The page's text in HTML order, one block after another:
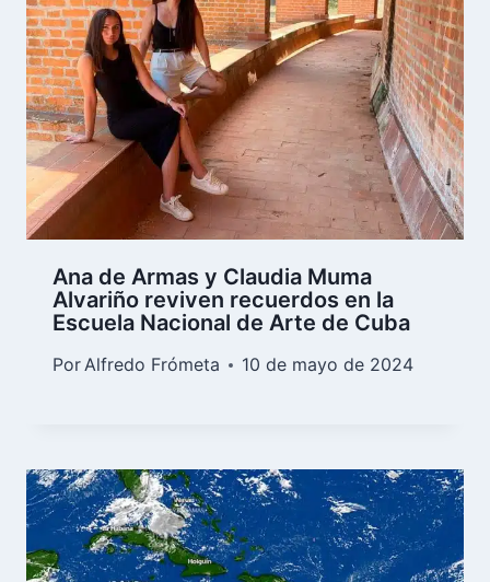
Ana de Armas y Claudia Muma
Alvariño reviven recuerdos en la
Escuela Nacional de Arte de Cuba
PorAlfredo Frómeta 10 de mayo de 2024